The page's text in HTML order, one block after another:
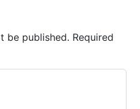
be published. Required